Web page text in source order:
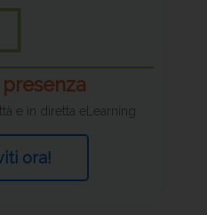
e in diretta eLearning
ora!